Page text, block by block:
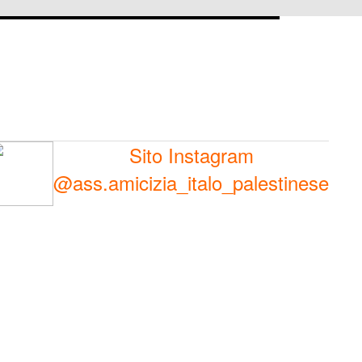
Sito Instagram
@ass.amicizia_italo_palestinese